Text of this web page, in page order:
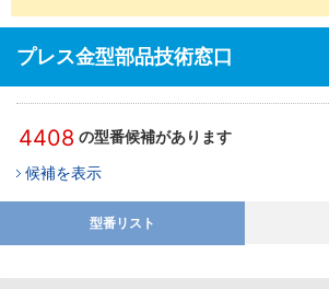
り対策ダイ」 「カス上がり対策逆テーパダイ」
■プレス金型用標準部品の新商品紹介はこち
プレス金型部品技術窓口
4408 の型番候補があります
候補を表示
型番リスト